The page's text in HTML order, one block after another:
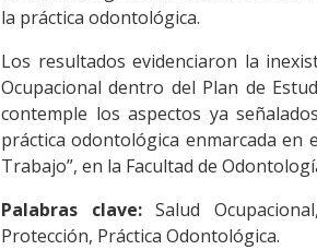
la práctica odontológica.
Los resultados evidenciaron la
Ocupacional dentro del Plan de
contemple los aspectos ya
práctica odontológica enmarcada en
Trabajo”, en la Facultad de
Palabras clave:Salud
Protección, Práctica Odontológica.